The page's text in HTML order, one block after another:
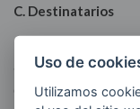
C. Destinatarios
tratamiento,
datos personales a
Uso de
Utilizamos